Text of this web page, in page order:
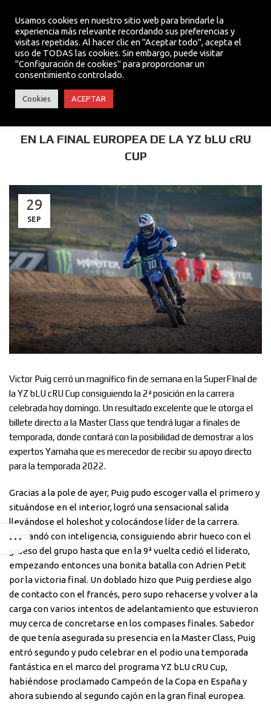
MENU
EN LA FINAL EUROPEA DE LA YZ bLU cRU
CUP
29
SEP
Victor Puig cerró un magnífico fin de semana en la SuperFInal de
la YZ bLU cRU Cup consiguiendo la 2ª posición en la carrera
celebrada hoy domingo. Un resultado excelente que le otorga el
billete directo a la Master Class que tendrá lugar a finales de
temporada, donde contará con la posibilidad de demostrar a los
expertos Yamaha que es merecedor de recibir su apoyo directo
para la temporada 2022.
Gracias a la pole de ayer, Puig pudo escoger valla el primero y
situándose en el interior, logró una sensacional salida
llevándose el holeshot y colocándose líder de la carrera.
Comandó con inteligencia, consiguiendo abrir hueco con el
grueso del grupo hasta que en la 9ª vuelta cedió el liderato,
empezando entonces una bonita batalla con Adrien Petit
por la victoria final. Un doblado hizo que Puig perdiese algo
de contacto con el francés, pero supo rehacerse y volver a la
carga con varios intentos de adelantamiento que estuvieron
muy cerca de concretarse en los compases finales. Sabedor
de que tenía asegurada su presencia en la Master Class, Puig
entró segundo y pudo celebrar en el podio una temporada
fantástica en el marco del programa YZ bLU cRU Cup,
habiéndose proclamado Campeón de la Copa en España y
ahora subiendo al segundo cajón en la gran final europea.
Usamos cookies en nuestro sitio web para brindarle la
experiencia más relevante recordando sus preferencias y
visitas repetidas. Al hacer clic en "Aceptar todo", acepta el
uso de TODAS las cookies. Sin embargo, puede visitar
"Configuración de cookies" para proporcionar un
consentimiento controlado.
Cookies ACEPTAR